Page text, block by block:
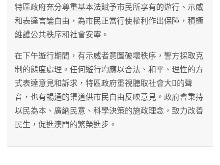
特區政府充分尊重基本法賦予市民所享有的遊行、示威
和表達言論自由，為市民正當行使權利作出保障，積極
維護公共秩序和社會安寧。
在下午遊行期間，有示威者意圖破壞秩序，警方採取克
制的態度處理。任何遊行均應以合法、和平、理性的方
式表達意見和訴求，特區政府重視聽取社會大的聲
音，也有暢通的渠道供市民自由反映意見。政府會秉持
以民為本、廣納民意、科學決策的施政理念，致力改善
民生，促進澳門的繁榮進步。